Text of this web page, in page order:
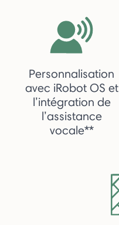
Personnalisation
avec iRobot OS et
l’intégration de
l’assistance
vocale**